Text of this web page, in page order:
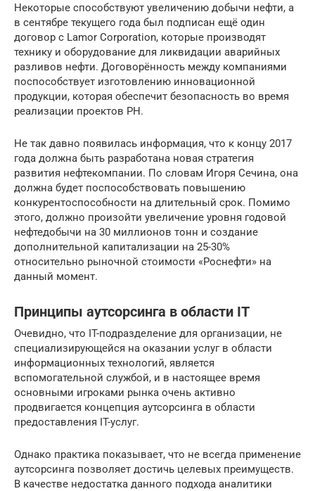
Некоторые способствуют увеличению добычи нефти, а
в сентябре текущего года был подписан ещё один
договор с Lamor Corporation, которые производят
технику и оборудование для ликвидации аварийных
разливов нефти. Договорённость между компаниями
поспособствует изготовлению инновационной
продукции, которая обеспечит безопасность во время
реализации проектов РН.
Не так давно появилась информация, что к концу 2017
года должна быть разработана новая стратегия
развития нефтекомпании. По словам Игоря Сечина, она
должна будет поспособствовать повышению
конкурентоспособности на длительный срок. Помимо
этого, должно произойти увеличение уровня годовой
нефтедобычи на 30 миллионов тонн и создание
дополнительной капитализации на 25-30%
относительно рыночной стоимости «Роснефти» на
данный момент.
Принципы аутсорсинга в области IT
Очевидно, что IT-подразделение для организации, не
специализирующейся на оказании услуг в области
информационных технологий, является
вспомогательной службой, и в настоящее время
основными игроками рынка очень активно
продвигается концепция аутсорсинга в области
предоставления IT-услуг.
Однако практика показывает, что не всегда применение
аутсорсинга позволяет достичь целевых преимуществ.
В качестве недостатка данного подхода аналитики